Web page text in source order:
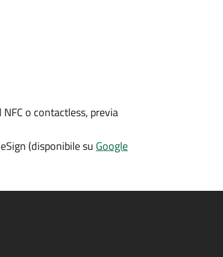
o contactless, previa
(disponibile su Google